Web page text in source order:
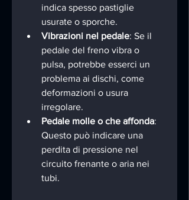
indica spesso pastiglie
usurate o sporche.
Vibrazioni nel pedale: Se il
pedale del freno vibra o
pulsa, potrebbe esserci un
problema ai dischi, come
deformazioni o usura
irregolare.
Pedale molle o che affonda:
Questo può indicare una
perdita di pressione nel
circuito frenante o aria nei
tubi.